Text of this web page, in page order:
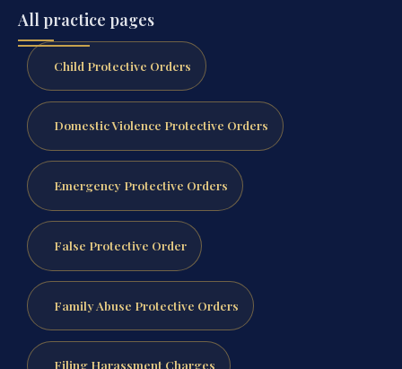
All practice pages
Child Protective Orders
Domestic Violence Protective Orders
Emergency Protective Orders
False Protective Order
Family Abuse Protective Orders
Filing Harassment Charges